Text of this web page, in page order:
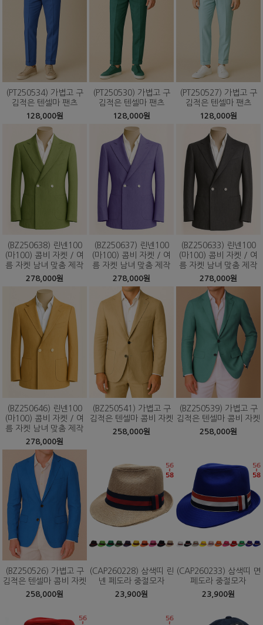
(PT250534) 가볍고 구
김적은 텐셀마 팬츠
128,000원
(PT250530) 가볍고 구
김적은 텐셀마 팬츠
128,000원
(PT250527) 가볍고 구
김적은 텐셀마 팬츠
128,000원
(BZ250638) 린넨100
(마100) 콤비 자켓 / 여
름 자켓 남녀 맞춤 제작
278,000원
(BZ250637) 린넨100
(마100) 콤비 자켓 / 여
름 자켓 남녀 맞춤 제작
278,000원
(BZ250633) 린넨100
(마100) 콤비 자켓 / 여
름 자켓 남녀 맞춤 제작
278,000원
(BZ250646) 린넨100
(마100) 콤비 자켓 / 여
름 자켓 남녀 맞춤 제작
278,000원
(BZ250541) 가볍고 구
김적은 텐셀마 콤비 자켓
258,000원
(BZ250539) 가볍고 구
김적은 텐셀마 콤비 자켓
258,000원
(BZ250526) 가볍고 구
김적은 텐셀마 콤비 자켓
258,000원
(CAP260228) 삼색띠 린
넨 페도라 중절모자
23,900원
(CAP260233) 삼색띠 면
페도라 중절모자
23,900원